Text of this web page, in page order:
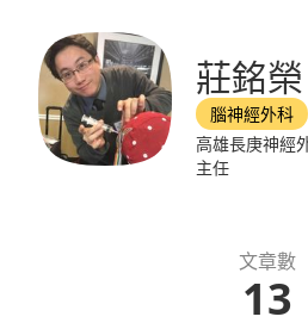
莊銘榮
腦神經外科
高雄長庚神經
主任
文章數
13